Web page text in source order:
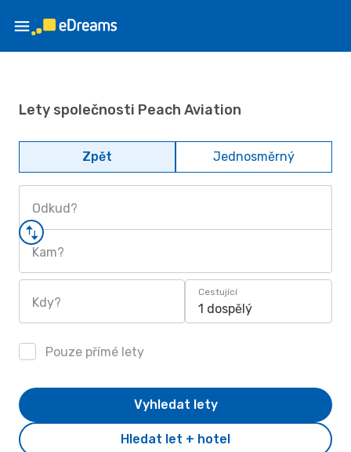
Lety společnosti Peach Aviation
Zpět Jednosměrný
Odkud?
Kam?
Kdy?
Cestující
1 dospělý
Pouze přímé lety
Hledat let + hotel
Vyhledat lety